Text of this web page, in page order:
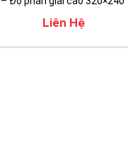
Liên Hệ